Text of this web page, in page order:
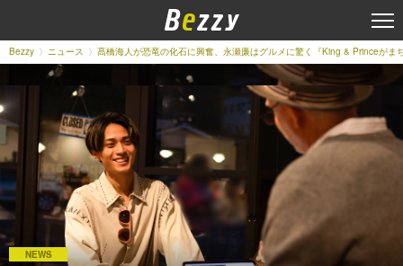
Bezzy ニュース 髙橋海人が恐竜の化石に興奮、永瀬廉はグルメに驚く『King & Princeがま
NEWS